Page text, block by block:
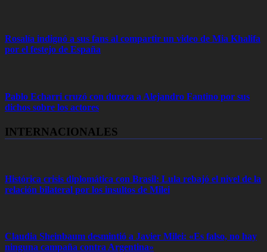
Rosalía indignó a sus fans al compartir un video de Mia Khalifa
por el festejo de España
Pablo Echarri cruzó con dureza a Alejandro Fantino por sus
dichos sobre los actores
INTERNACIONALES
Histórica crisis diplomática con Brasil: Lula rebajó el nivel de la
relación bilateral por los insultos de Milei
Claudia Sheinbaum desmintió a Javier Milei: «Es falso, no hay
ninguna campaña contra Argentina»